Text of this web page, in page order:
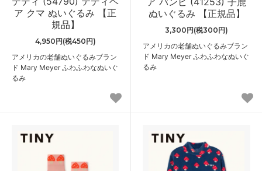
ア クマ ぬいぐるみ 【正
規品】
4,950円(税450円)
アメリカの老舗ぬいぐるみブラン
ド Mary Meyer ふわふわなぬいぐ
るみ
ぬいぐるみ 【正規品】
3,300円(税300円)
アメリカの老舗ぬいぐるみブラン
ド Mary Meyer ふわふわなぬいぐ
るみ